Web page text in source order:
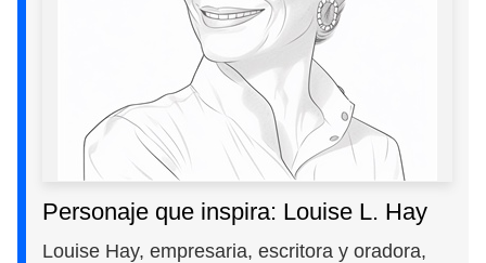
Personaje que inspira: Louise L. Hay
Louise Hay, empresaria, escritora y oradora,